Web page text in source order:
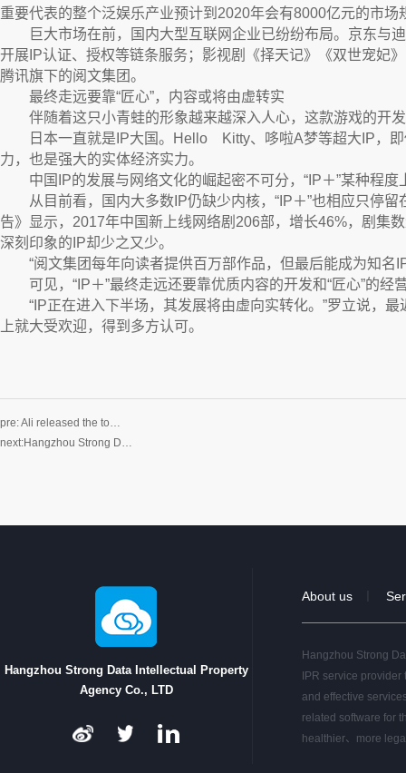
重要代表的整个泛娱乐产业预计到2020年会有8000亿元的市场
巨大市场在前，国内大型互联网企业已纷纷布局。京东与迪
开展IP认证、授权等链条服务；影视剧《择天记》《双世宠妃
腾讯旗下的阅文集团。
最终走远要靠“匠心”，内容或将由虚转实
伴随着这只小青蛙的形象越来越深入人心，这款游戏的开
日本一直就是IP大国。Hello Kitty、哆啦A梦等超大IP，即
力，也是强大的实体经济实力。
中国IP的发展与网络文化的崛起密不可分，“IP＋”某种程度
从目前看，国内大多数IP仍缺少内核，“IP＋”也相应只停留
告》显示，2017年中国新上线网络剧206部，增长46%，剧集
深刻印象的IP却少之又少。
“阅文集团每年向读者提供百万部作品，但最后能成为知名
可见，“IP＋”最终走远还要靠优质内容的开发和“匠心”的经
“IP正在进入下半场，其发展将由虚向实转化。”罗立说，最
上就大受欢迎，得到多方认可。
pre:Ali released the to…
next:Hangzhou Strong D…
Hangzhou Strong Data Intellectual Property
Agency Co., LTD
About us
Hangzhou Strong
IPR service
and effective
related software for
healthier、more